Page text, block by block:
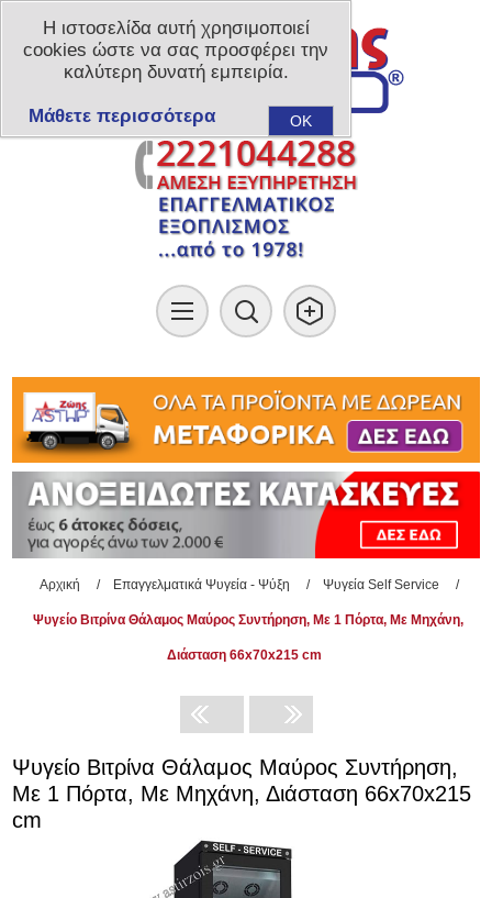
Αρχική / Επαγγελματικά Ψυγεία - Ψύξη / Ψυγεία Self Service /
Ψυγείο Βιτρίνα Θάλαμος Μαύρος Συντήρηση, Mε 1 Πόρτα, Με Μηχάνη,
Διάσταση 66x70x215 cm
Ψυγείο Βιτρίνα Θάλαμος Μαύρος Συντήρηση,
Mε 1 Πόρτα, Με Μηχάνη, Διάσταση 66x70x215
cm
Η ιστοσελίδα αυτή χρησιμοποιεί
cookies ώστε να σας προσφέρει την
καλύτερη δυνατή εμπειρία.
OK
Μάθετε περισσότερα